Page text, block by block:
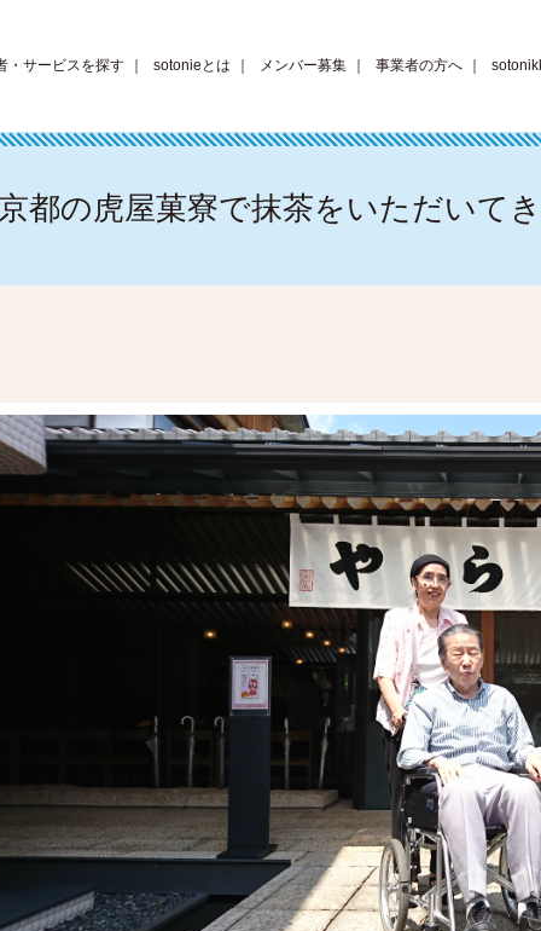
・サービスを探す sotonieとは メンバー募集 事業者の方へ
都の虎屋菓寮で抹茶をいただいて